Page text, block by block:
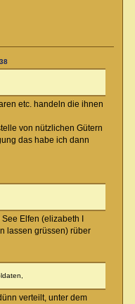
etc. handeln die ihnen
von nützlichen Gütern
das habe ich dann
Elfen (elizabeth I
lassen grüssen) rüber
verteilt, unter dem